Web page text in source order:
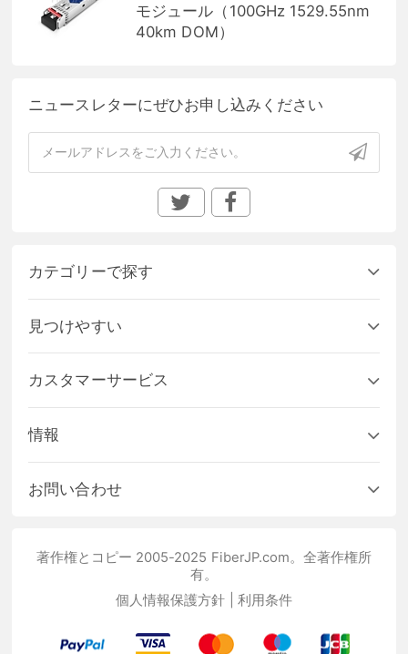
モジュール（100GHz 1529.55nm
40km DOM）
ニュースレターにぜひお申し込みください
カテゴリーで探す
見つけやすい
カスタマーサービス
情報
お問い合わせ
著作権とコピー 2005-2025 FiberJP.com。全著作権所
有。
個人情報保護方針
利用条件